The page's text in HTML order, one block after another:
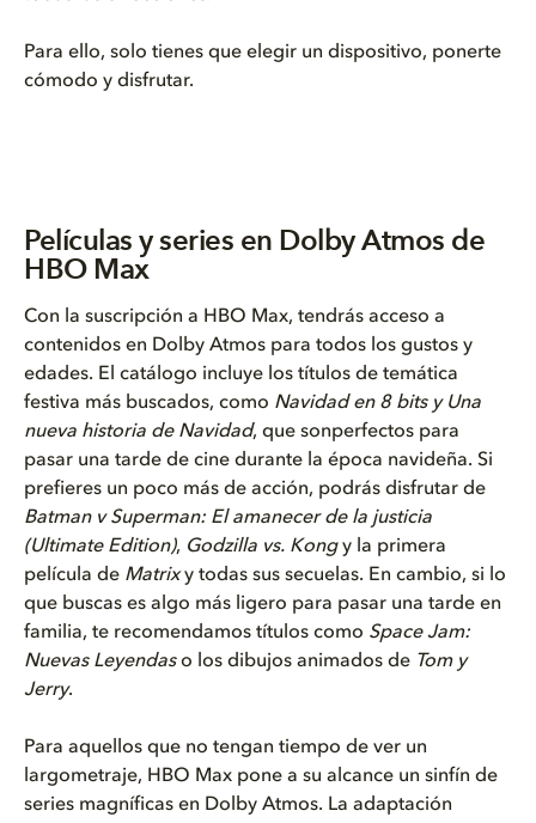
Para ello, solo tienes que elegir un dispositivo, ponerte
cómodo y disfrutar.
Películas y series en Dolby Atmos de
HBO Max
Con la suscripción a HBO Max, tendrás acceso a
contenidos en Dolby Atmos para todos los gustos y
edades. El catálogo incluye los títulos de temática
festiva más buscados, como Navidad en 8 bits y Una
nueva historia de Navidad, que sonperfectos para
pasar una tarde de cine durante la época navideña. Si
prefieres un poco más de acción, podrás disfrutar de
Batman v Superman: El amanecer de la justicia
(Ultimate Edition), Godzilla vs. Kongy la primera
película de Matrixy todas sus secuelas. En cambio, si lo
que buscas es algo más ligero para pasar una tarde en
familia, te recomendamos títulos como Space Jam:
Nuevas Leyendaso los dibujos animados de Tom y
Jerry.
Para aquellos que no tengan tiempo de ver un
largometraje, HBO Max pone a su alcance un sinfín de
series magníficas en Dolby Atmos. La adaptación